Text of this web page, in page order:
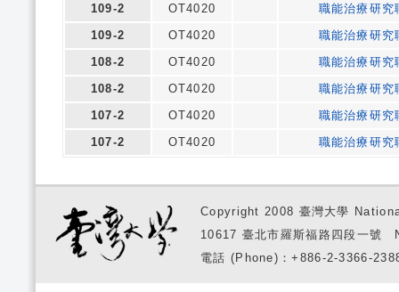
109-2
OT4020
職能治療研究
109-2
OT4020
職能治療研究
108-2
OT4020
職能治療研究
108-2
OT4020
職能治療研究
107-2
OT4020
職能治療研究
107-2
OT4020 職能治療研究
Copyright 2008 臺灣大學
10617 臺北市羅斯福路四段一
電話 (Phone)：+886-2-3366-